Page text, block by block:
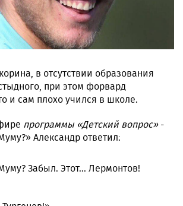
в отсутствии образования
при этом форвард
и сам плохо учился в школе.
программы «Детский вопрос»-
Александр ответил:
Забыл. Этот... Лермонтов!